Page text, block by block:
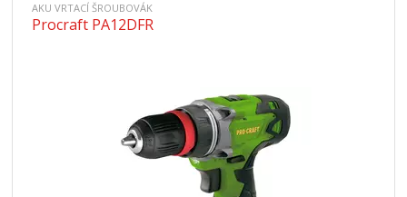
AKU VRTACÍ ŠROUBOVÁK
Procraft PA12DFR